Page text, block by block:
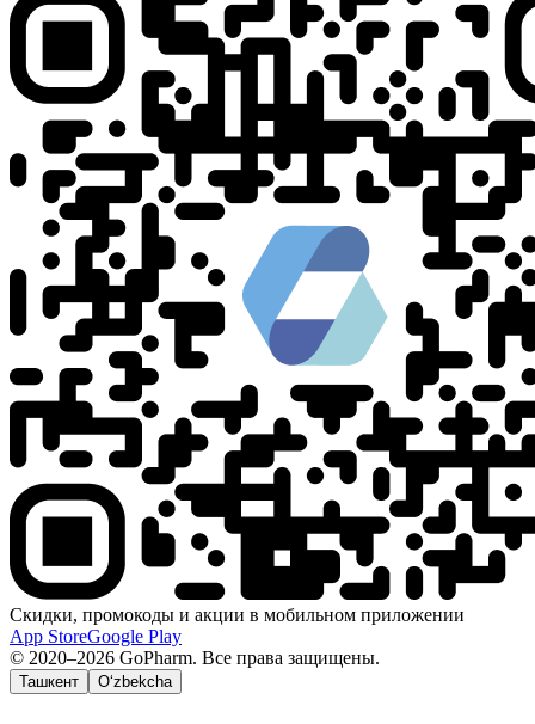
Скидки, промокоды и акции в мобильном приложении
App StoreGoogle Play
© 2020–2026 GoPharm. Все права защищены.
Ташкент O‘zbekcha